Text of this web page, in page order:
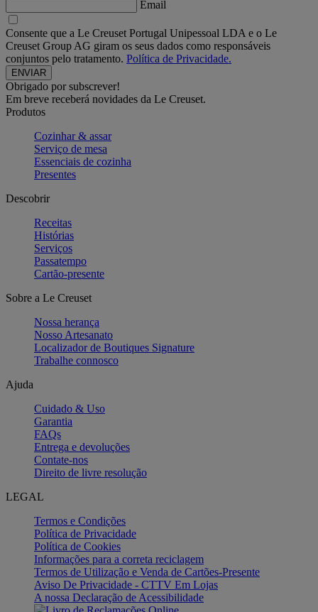
Email
Consente que a Le Creuset Portugal Unipessoal LDA e o Le
Creuset Group AG giram os seus dados como responsáveis
conjuntos pelo tratamento. Política de Privacidade.
Obrigado por subscrever!
Em breve receberá novidades da Le Creuset.
Produtos
Cozinhar & assar
Serviço de mesa
Essenciais de cozinha
Presentes
Descobrir
Receitas
Histórias
Serviços
Passatempo
Cartão-presente
Sobre a Le Creuset
Nossa herança
Nosso Artesanato
Localizador de Boutiques Signature
Trabalhe connosco
Ajuda
Cuidado & Uso
Garantia
FAQs
Entrega e devoluções
Contate-nos
Direito de livre resolução
LEGAL
Termos e Condições
Política de Privacidade
Política de Cookies
Informações para a correta reciclagem
Termos de Utilização e Venda de Cartões-Presente
Aviso De Privacidade - CTTV Em Lojas
A nossa Declaração de Acessibilidade